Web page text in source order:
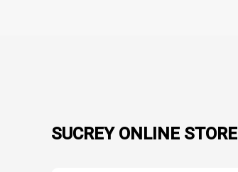
SUCREY ONLINE STORE